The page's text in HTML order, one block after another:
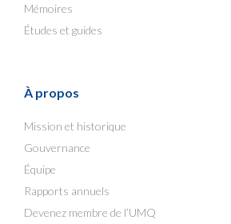
Mémoires
Études et guides
À propos
Mission et historique
Gouvernance
Équipe
Rapports annuels
Devenez membre de l’UMQ